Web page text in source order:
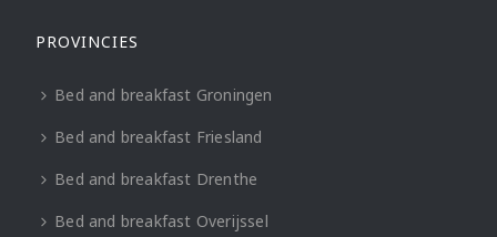
PROVINCIES
Bed and breakfast Groningen
Bed and breakfast Friesland
Bed and breakfast Drenthe
Bed and breakfast Overijssel